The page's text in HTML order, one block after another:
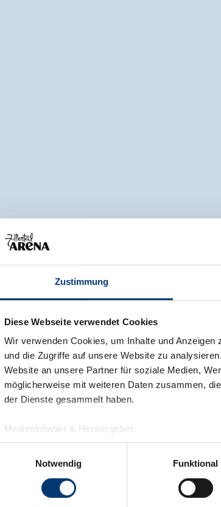
Zustimmung
Diese Webseite verwendet Cookies
Wir verwenden Cookies, um Inhalte und
und die Zugriffe auf unsere Website zu
Website an unsere Partner für soziale Medien,
möglicherweise mit weiteren Daten zusammen,
der Dienste gesammelt haben.
Medieninhaber & Herausgeber:
Zeller Bergbahnen Zillertal GmbH & Co KG
Rohr 23// A-6280 Zell am Ziller
www.zillertalarena.com
Notwendig
Funktional